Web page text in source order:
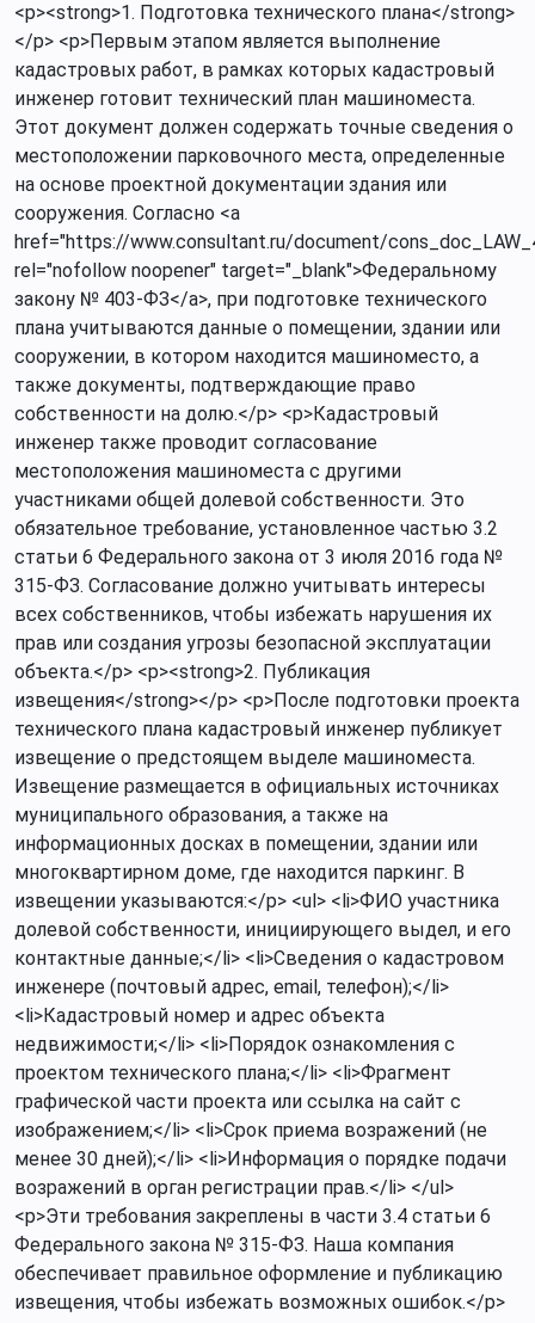
<p><strong>1. Подготовка технического плана</strong>
</p> <p>Первым этапом является выполнение
кадастровых работ, в рамках которых кадастровый
инженер готовит технический план машиноместа.
Этот документ должен содержать точные сведения о
местоположении парковочного места, определенные
на основе проектной документации здания или
сооружения. Согласно <a
href="https://www.consultant.ru/document/
rel="nofollow noopener" target="_blank">Федеральному
закону № 403-ФЗ</a>, при подготовке технического
плана учитываются данные о помещении, здании или
сооружении, в котором находится машиноместо, а
также документы, подтверждающие право
собственности на долю.</p> <p>Кадастровый
инженер также проводит согласование
местоположения машиноместа с другими
участниками общей долевой собственности. Это
обязательное требование, установленное частью 3.2
статьи 6 Федерального закона от 3 июля 2016 года №
315-ФЗ. Согласование должно учитывать интересы
всех собственников, чтобы избежать нарушения их
прав или создания угрозы безопасной эксплуатации
объекта.</p> <p><strong>2. Публикация
извещения</strong></p> <p>После подготовки проекта
технического плана кадастровый инженер публикует
извещение о предстоящем выделе машиноместа.
Извещение размещается в официальных источниках
муниципального образования, а также на
информационных досках в помещении, здании или
многоквартирном доме, где находится паркинг. В
извещении указываются:</p> <ul> <li>ФИО участника
долевой собственности, инициирующего выдел, и его
контактные данные;</li> <li>Сведения о кадастровом
инженере (почтовый адрес, email, телефон);</li>
<li>Кадастровый номер и адрес объекта
недвижимости;</li> <li>Порядок ознакомления с
проектом технического плана;</li> <li>Фрагмент
графической части проекта или ссылка на сайт с
изображением;</li> <li>Срок приема возражений (не
менее 30 дней);</li> <li>Информация о порядке подачи
возражений в орган регистрации прав.</li> </ul>
<p>Эти требования закреплены в части 3.4 статьи 6
Федерального закона № 315-ФЗ. Наша компания
обеспечивает правильное оформление и публикацию
извещения, чтобы избежать возможных ошибок.</p>